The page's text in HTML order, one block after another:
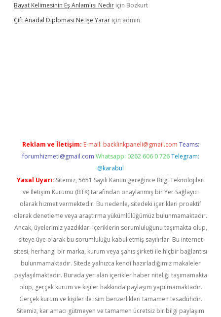
Bayat Kelimesinin Eş Anlamlısı Nedir için Bozkurt
Çift Anadal Diploması Ne Işe Yarar için admin
Reklam ve İletişim: E-mail: backlinkpaneli@gmail.com Teams:
forumhizmeti@gmail.com Whatsapp: 0262 606 0 726 Telegram:
@karabul
Yasal Uyarı: Sitemiz, 5651 Sayılı Kanun gereğince Bilgi Teknolojileri
ve İletişim Kurumu (BTK) tarafından onaylanmış bir Yer Sağlayıcı
olarak hizmet vermektedir. Bu nedenle, sitedeki içerikleri proaktif
olarak denetleme veya araştırma yükümlülüğümüz bulunmamaktadır.
Ancak, üyelerimiz yazdıkları içeriklerin sorumluluğunu taşımakta olup,
siteye üye olarak bu sorumluluğu kabul etmiş sayılırlar. Bu internet
sitesi, herhangi bir marka, kurum veya şahıs şirketi ile hiçbir bağlantısı
bulunmamaktadır. Sitede yalnızca kendi hazırladığımız makaleler
paylaşılmaktadır. Burada yer alan içerikler haber niteliği taşımamakta
olup, gerçek kurum ve kişiler hakkında paylaşım yapılmamaktadır.
Gerçek kurum ve kişiler ile isim benzerlikleri tamamen tesadüfidir.
Sitemiz, kar amacı gütmeyen ve tamamen ücretsiz bir bilgi paylaşım